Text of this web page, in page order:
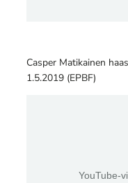
Casper Matikainen
1.5.2019 (EPBF)
YouTube-